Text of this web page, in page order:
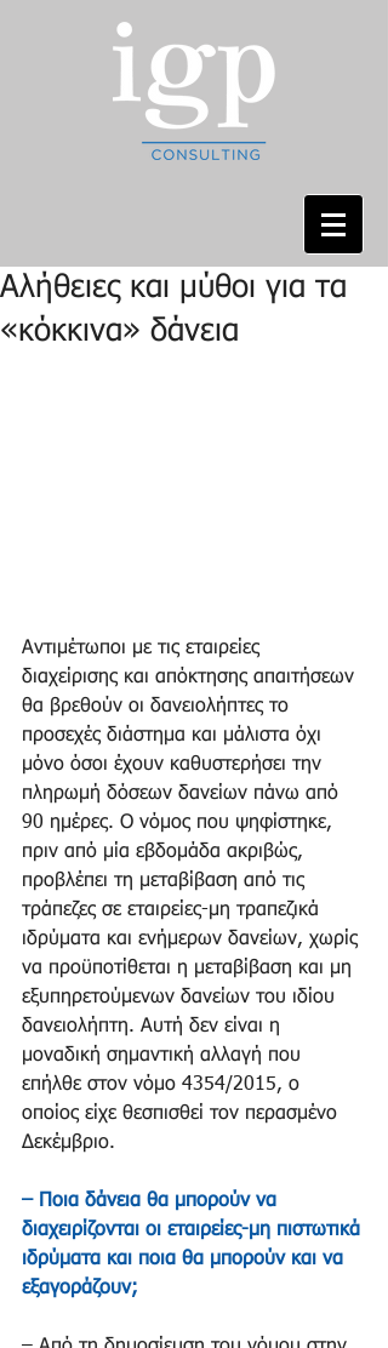
Αλήθειες και μύθοι για τα
«κόκκινα» δάνεια
Αντιμέτωποι με τις εταιρείες
διαχείρισης και απόκτησης απαιτήσεων
θα βρεθούν οι δανειολήπτες το
προσεχές διάστημα και μάλιστα όχι
μόνο όσοι έχουν καθυστερήσει την
πληρωμή δόσεων δανείων πάνω από
90 ημέρες. Ο νόμος που ψηφίστηκε,
πριν από μία εβδομάδα ακριβώς,
προβλέπει τη μεταβίβαση από τις
τράπεζες σε εταιρείες-μη τραπεζικά
ιδρύματα και ενήμερων δανείων, χωρίς
να προϋποτίθεται η μεταβίβαση και μη
εξυπηρετούμενων δανείων του ιδίου
δανειολήπτη. Αυτή δεν είναι η
μοναδική σημαντική αλλαγή που
επήλθε στον νόμο 4354/2015, ο
οποίος είχε θεσπισθεί τον περασμένο
Δεκέμβριο.
– Ποια δάνεια θα μπορούν να
διαχειρίζονται οι εταιρείες-μη πιστωτικά
ιδρύματα και ποια θα μπορούν και να
εξαγοράζουν;